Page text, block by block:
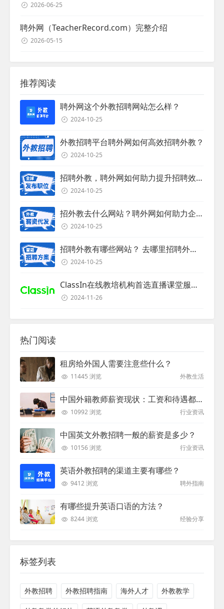
2026-06-25
聘外网（TeacherRecord.com）完整介绍
2026-05-15
推荐阅读
聘外网这个外教招聘网站怎么样？
2024-10-25
外教招聘平台聘外网如何高效招聘外教？
2024-10-25
招聘外教，聘外网如何助力提升招聘效率？
2024-10-25
招外教去什么网站？聘外网如何助力企业外教招聘
2024-10-25
招聘外教有哪些网站？ 去哪里招聘外教？
2024-10-25
ClassIn在线教培机构首选直播课堂服务商
2024-11-26
热门阅读
租房给外国人需要注意些什么？
11445 浏览 外教生活
中国外籍教师薪资现状：工资和待遇都非常高
10992 浏览 行业资讯
中国英文外教招聘一般的薪资是多少？
10156 浏览 行业资讯
英语外教招聘的渠道主要有哪些？
9412 浏览 聘外指南
有哪些提升英语口语的方法？
8244 浏览 经验分享
标签列表
外教招聘 外教招聘指南 海外人才 外教教学